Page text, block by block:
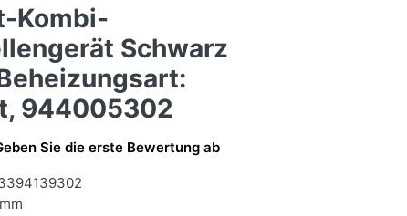
Kombi-
Schwarz
944005302
Sie die erste Bewertung ab